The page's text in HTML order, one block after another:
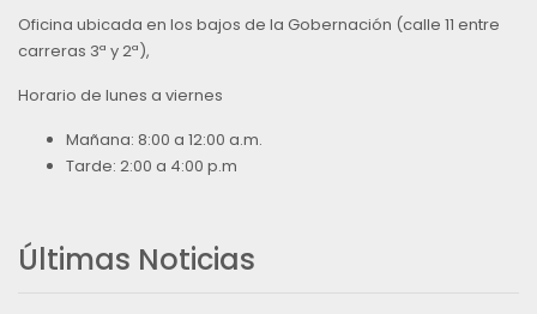
Oficina ubicada en los bajos de la Gobernación (calle 11 entre
carreras 3ª y 2ª),
Horario de lunes a viernes
Mañana: 8:00 a 12:00 a.m.
Tarde: 2:00 a 4:00 p.m
Últimas Noticias